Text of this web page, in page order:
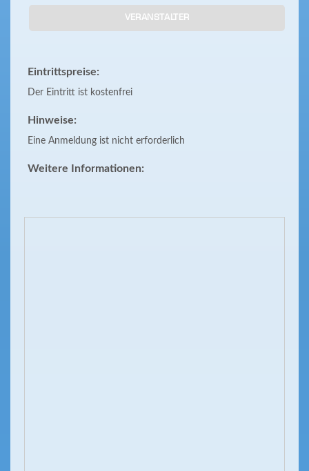
VERANSTALTER
Eintrittspreise:
Der Eintritt ist kostenfrei
Hinweise:
Eine Anmeldung ist nicht erforderlich
Weitere Informationen: